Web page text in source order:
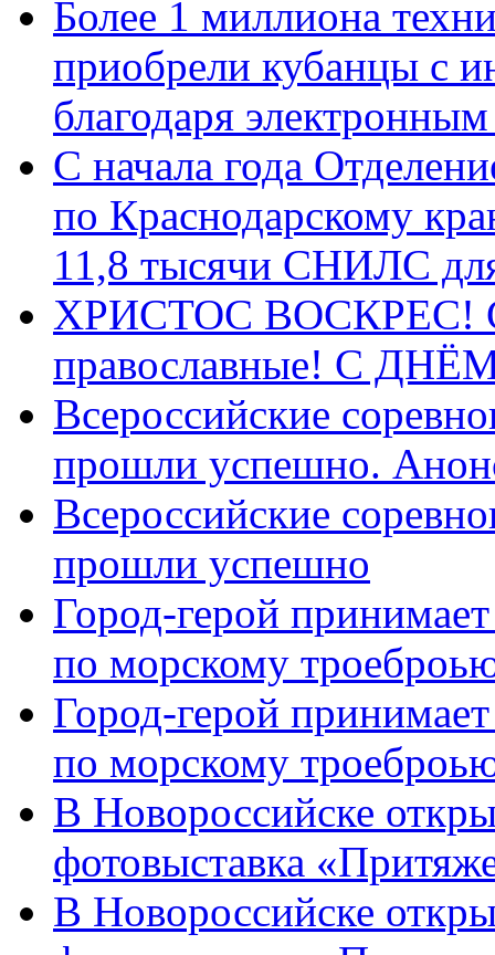
Более 1 миллиона
приобрели кубанцы с
благодаря
С начала года
по Краснодарскому
11,8 тысячи СНИЛС
ХРИСТОС ВОСКРЕС! С
православные! C
Всероссийские
прошли успешно.
Всероссийские
прошли успешно
Город-герой
по морскому
Город-герой
по морскому
В Новороссийске
фотовыставка
В Новороссийске